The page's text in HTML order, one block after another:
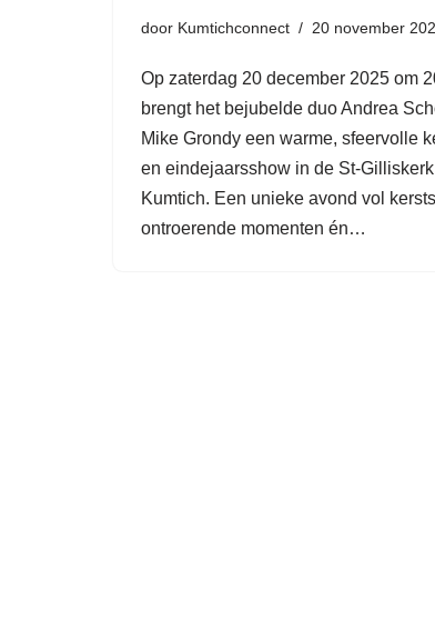
door Kumtichconnect 20 november
Op zaterdag 20 december 2025 om
brengt het bejubelde duo Andrea
Mike Grondy een warme, sfeervolle
en eindejaarsshow in de St-
Kumtich. Een unieke avond vol
ontroerende momenten én…